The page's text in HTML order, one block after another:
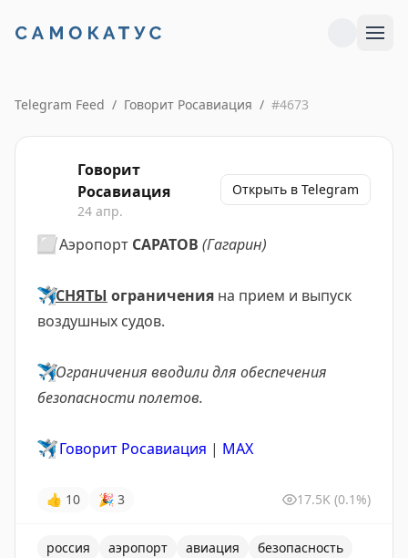
Telegram Feed / Говорит Росавиация / #4673
Говорит
Росавиация
24 апр.
Открыть в Telegram
⬜️Аэропорт САРАТОВ (Гагарин)
✈️СНЯТЫ ограничения на прием и выпуск
воздушных судов.
✈️Ограничения вводили для обеспечения
безопасности полетов.
✈️ Говорит Росавиация | MAX
👍 10 🎉 3 17.5K (0.1%)
россия аэропорт авиация
безопасность